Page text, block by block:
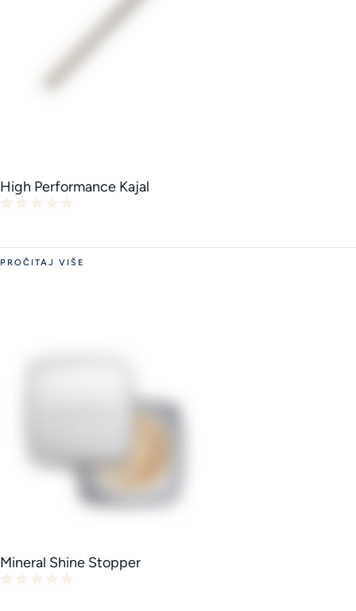
High Performance Kajal
PROČITAJ VIŠE
Mineral Shine Stopper